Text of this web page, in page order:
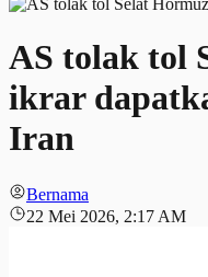
AS tolak tol
ikrar
Iran
Bernama
22 Mei 2026, 2:17 AM